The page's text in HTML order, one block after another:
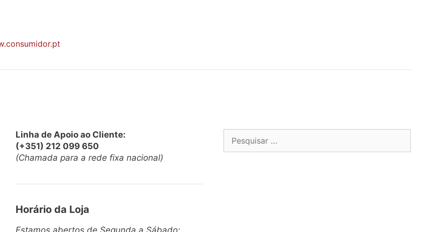
Linha de Apoio ao Cliente:
(+351) 212 099 650
(Chamada para a rede fixa nacional)
Horário da Loja
Estamos abertos de Segunda a Sábado:
por: